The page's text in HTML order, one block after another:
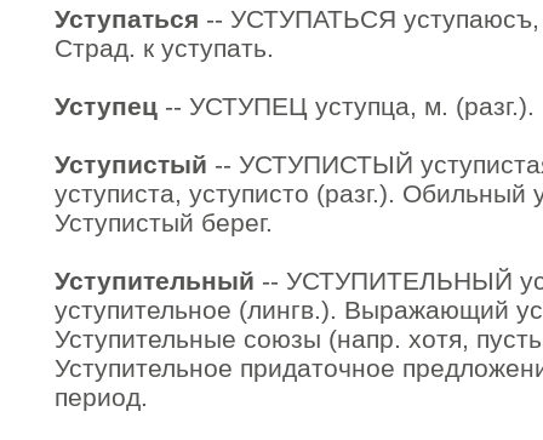
Уступаться -- УСТУПАТЬСЯ уступаюсъ,
Страд. к уступать.
Уступец -- УСТУПЕЦ уступца, м.
Уступистый -- УСТУПИСТЫЙ
уступиста, уступисто (разг.). Обильный
Уступистый берег.
Уступительный -- УСТУПИТЕЛЬНЫЙ
уступительное (лингв.). Выражающий
Уступительные союзы (напр. хотя,
Уступительное придаточное
период.